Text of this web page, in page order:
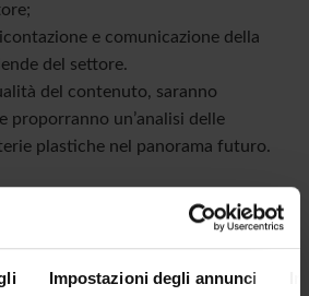
Impostazioni degli annunci
e comunicazione della
del settore.
del contenuto, saranno
proporranno un’analisi delle
plastiche nel panorama futuro.
tutti i laureati magistrali
presso la sede di Vicenza
fine dell’anno 2026.